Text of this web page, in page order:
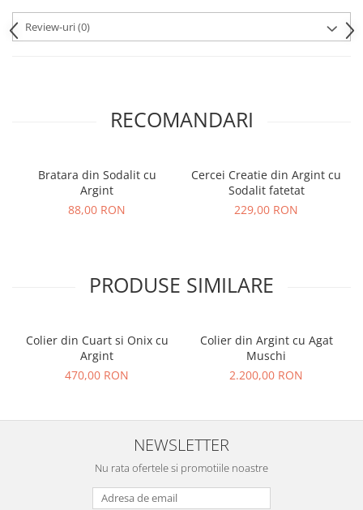
Review-uri(0)
RECOMANDARI
Bratara din Sodalit cu
Argint
88,00 RON
Cercei Creatie din Argint cu
Sodalit fatetat
229,00 RON
PRODUSE SIMILARE
Colier din Cuart si Onix cu
Argint
470,00 RON
Colier din Argint cu Agat
Muschi
2.200,00 RON
NEWSLETTER
Nu rata ofertele si promotiile noastre